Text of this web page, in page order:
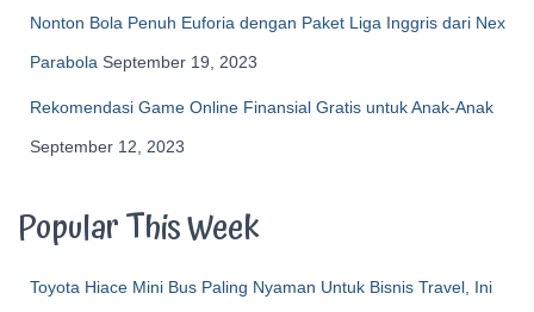
Nonton Bola Penuh Euforia dengan Paket Liga Inggris dari Nex
Parabola September 19, 2023
Rekomendasi Game Online Finansial Gratis untuk Anak-Anak
September 12, 2023
Popular This Week
Toyota Hiace Mini Bus Paling Nyaman Untuk Bisnis Travel, Ini